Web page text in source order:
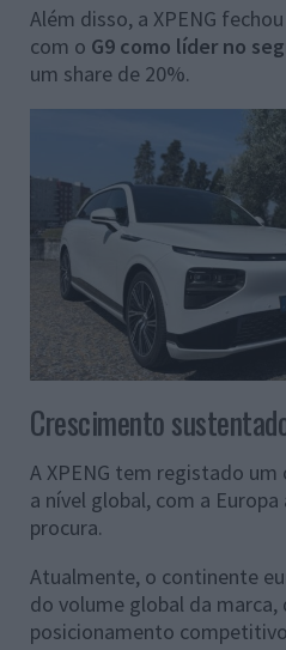
Além disso, a XPENG
com o G9 como líder no
um share de 20%.
Crescimento
A XPENG tem registado
a nível global, com a
procura.
Atualmente, o continente
do volume global da
posicionamento